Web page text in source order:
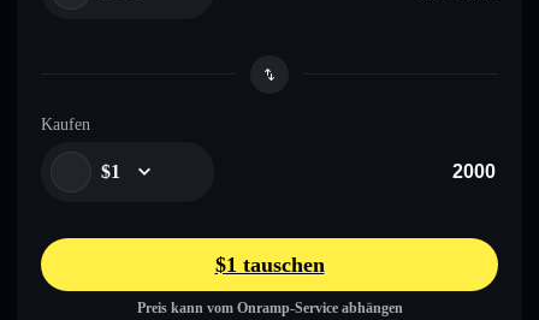
Kaufen
$1
$1 tauschen
Preis kann vom Onramp-Service abhängen